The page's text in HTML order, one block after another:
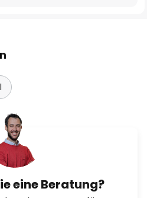
eine Beratung?